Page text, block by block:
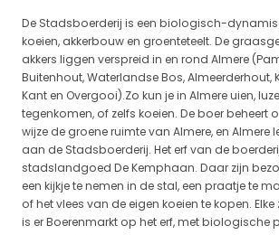
De Stadsboerderij is een biologisch-
koeien, akkerbouw en groenteteelt. De
akkers liggen verspreid in en rond Almere
Buitenhout, Waterlandse Bos, Almeerderhout,
Kant en Overgooi).Zo kun je in Almere uien,
tegenkomen, of zelfs koeien. De boer beheert
wijze de groene ruimte van Almere, en Almere
aan de Stadsboerderij. Het erf van de
stadslandgoed De Kemphaan. Daar zijn
een kijkje te nemen in de stal, een praatje te
of het vlees van de eigen koeien te kopen.
is er Boerenmarkt op het erf, met biologische